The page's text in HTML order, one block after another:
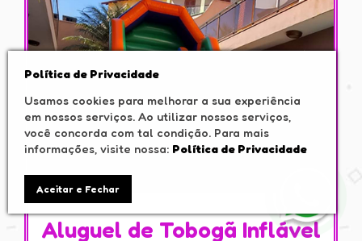
Aluguel de Tobogã Inflável
Política de Privacidade
Usamos cookies para melhorar a sua experiência
em nossos serviços. Ao utilizar nossos serviços,
você concorda com tal condição. Para mais
informações, visite nossa: Política de Privacidade
Aceitar e Fechar